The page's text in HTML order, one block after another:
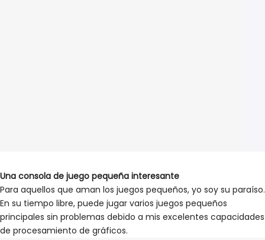
Una consola de juego pequeña interesante
Para aquellos que aman los juegos pequeños, yo soy su paraíso.
En su tiempo libre, puede jugar varios juegos pequeños
principales sin problemas debido a mis excelentes capacidades
de procesamiento de gráficos.